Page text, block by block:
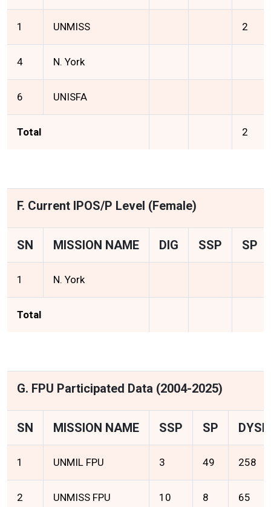
1 UNMISS 2
4 N. York
6 UNISFA
Total 2
F. Current IPOS/P Level (Female)
SN MISSION NAME DIG SSP SP
1 N. York
Total
G. FPU Participated Data (2004-2025)
SN MISSION NAME SSP SP DYSP
1 UNMIL FPU 3 49 258
2 UNMISS FPU 10 8 65